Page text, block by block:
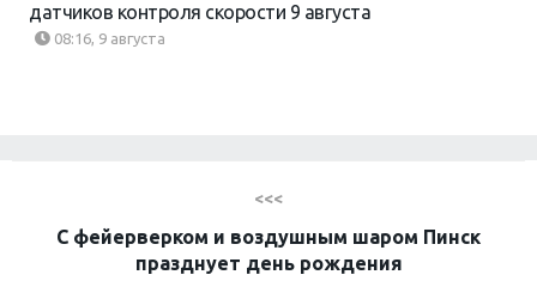
датчиков контроля скорости 9 августа
08:16, 9 августа
<<<
С фейерверком и воздушным шаром Пинск
празднует день рождения